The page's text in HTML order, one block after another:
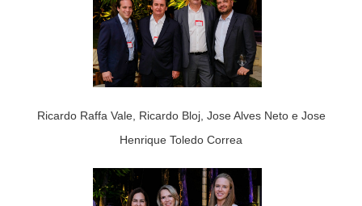
Ricardo Raffa Vale, Ricardo Bloj, Jose Alves Neto e Jose
Henrique Toledo Correa